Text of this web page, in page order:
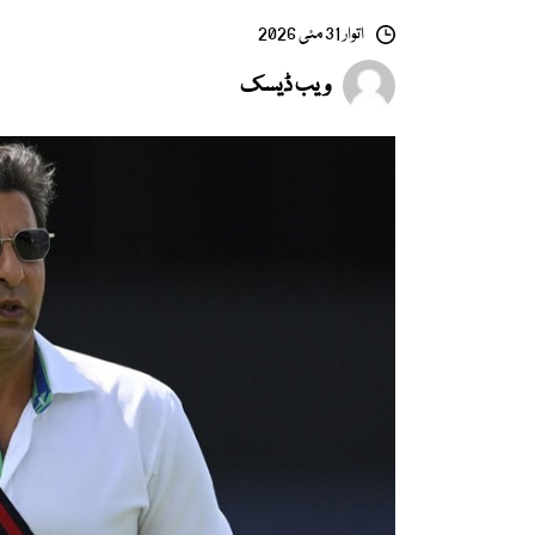
اتوار 31 مئی 2026
ویب ڈیسک